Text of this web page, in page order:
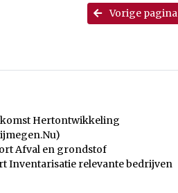
Vorige pagina
Hertontwikkeling
Afval en grondstof
Inventarisatie relevante bedrijven